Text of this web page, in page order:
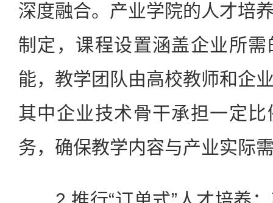
深度融合。产业学院的人才培
制定，课程设置涵盖企业所
能，教学团队由高校教师和企
其中企业技术骨干承担一定
务，确保教学内容与产业实际